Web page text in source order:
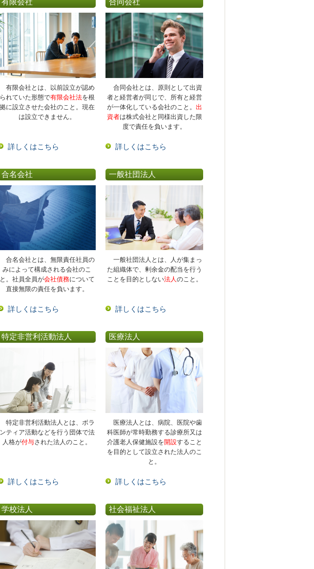
有限会社
有限会社とは、以前設立が認め
られていた形態で有限会社法を根
拠に設立させた会社のこと。現在
は設立できません。
詳しくはこちら
合同会社
合同会社とは、原則として出資
者と経営者が同じで、所有と経営
が一体化している会社のこと。 出
資者は株式会社と同様出資した限
度で責任を負います。
詳しくはこちら
合名会社
合名会社とは、無限責任社員の
みによって構成される会社のこ
と。社員全員が会社債務について
直接無限の責任を負います。
詳しくはこちら
一般社団法人
一般社団法人とは、人が集まっ
た組織体で、剰余金の配当を行う
ことを目的としない法人のこと。
詳しくはこちら
特定非営利活動法人
特定非営利活動法人とは、ボラ
ンティア活動などを行う団体で法
人格が付与された法人のこと。
詳しくはこちら
医療法人
医療法人とは、病院、医院や歯
科医師が常時勤務する診療所又は
介護老人保健施設を開設すること
を目的として設立された法人のこ
と。
詳しくはこちら
学校法人 社会福祉法人